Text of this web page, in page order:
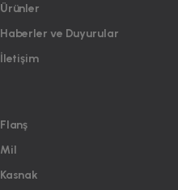
Ürünler
Haberler ve Duyurular
İletişim
Flanş
Mil
Kasnak